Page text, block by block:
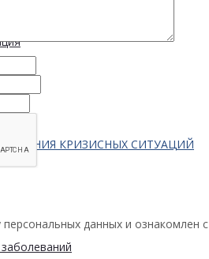
КРИЗИСНЫХ СИТУАЦИЙ
данных и ознакомлен с